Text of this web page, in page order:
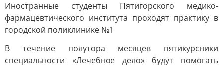
Иностранные студенты Пятигорского медико-
фармацевтического института проходят практику в
городской поликлинике №1
В течение полутора месяцев пятикурсники
специальности «Лечебное дело» будут помогать